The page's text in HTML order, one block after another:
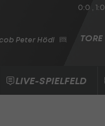
0:0 , 1:0
Peter Hödl
LIVE-SPIELFELD